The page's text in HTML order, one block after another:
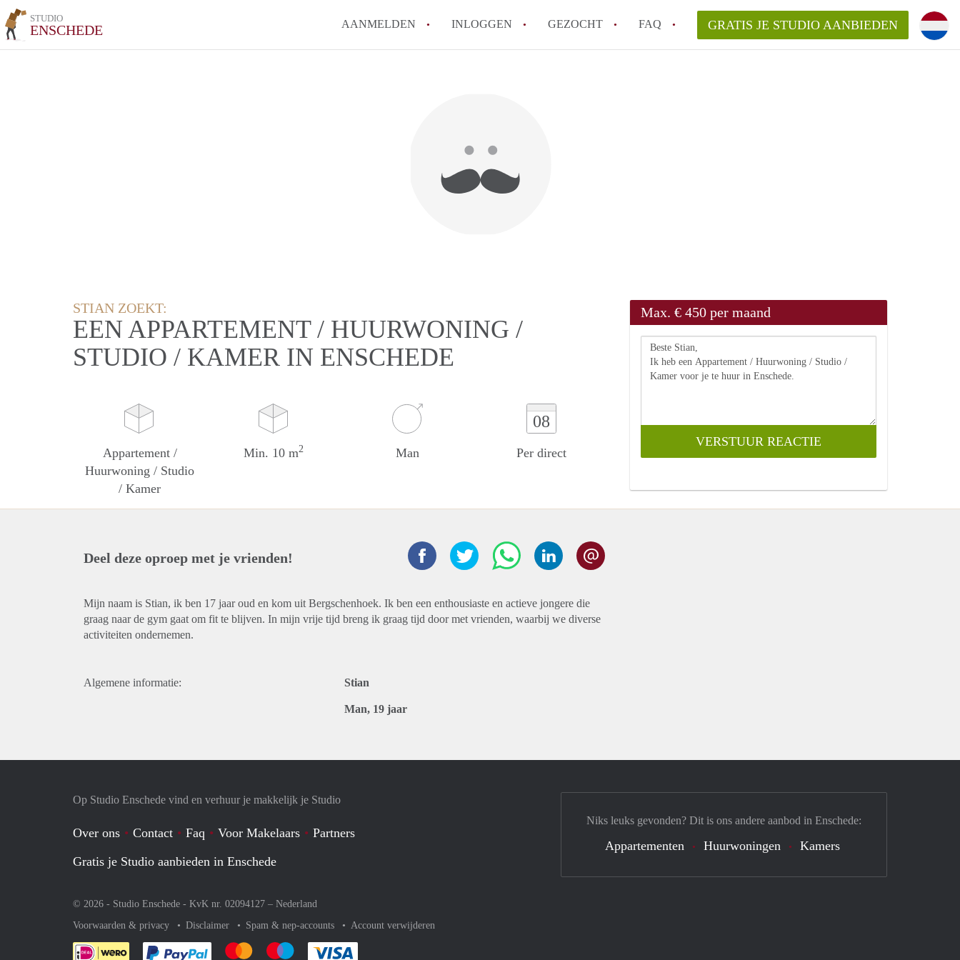
STUDIO
ENSCHEDE AANMELDEN INLOGGEN GEZOCHT FAQ
Alle veelgestelde vragen
GRATIS JE STUDIO AANBIEDEN
STIAN ZOEKT:
EEN APPARTEMENT / HUURWONING /
STUDIO / KAMER IN ENSCHEDE
Appartement /
Huurwoning / Studio
/ Kamer
Min. 10 m2 Man
08
Per direct
Max. € 450 per maand
Deel deze oproep met je vrienden!
Mijn naam is Stian, ik ben 17 jaar oud en kom uit Bergschenhoek. Ik ben een enthousiaste en actieve jongere die
graag naar de gym gaat om fit te blijven. In mijn vrije tijd breng ik graag tijd door met vrienden, waarbij we diverse
activiteiten ondernemen.
Algemene informatie: Stian
Man, 19 jaar
Op Studio Enschede vind en verhuur je makkelijk je Studio
Over ons Contact Faq Voor Makelaars
Partners
Gratis je Studio aanbieden in Enschede
© 2026 - Studio Enschede - KvK nr. 02094127 – Nederland
Voorwaarden & privacy
Disclaimer Spam & nep-accounts Account verwijderen
Je rekent gemakkelijk af met Paypal
Je rekent gemakkelijk af met Mastercard
Je rekent gemakkelijk af met Meastro
Niks leuks gevonden? Dit is ons andere aanbod in Enschede:
Appartementen Huurwoningen Kamers